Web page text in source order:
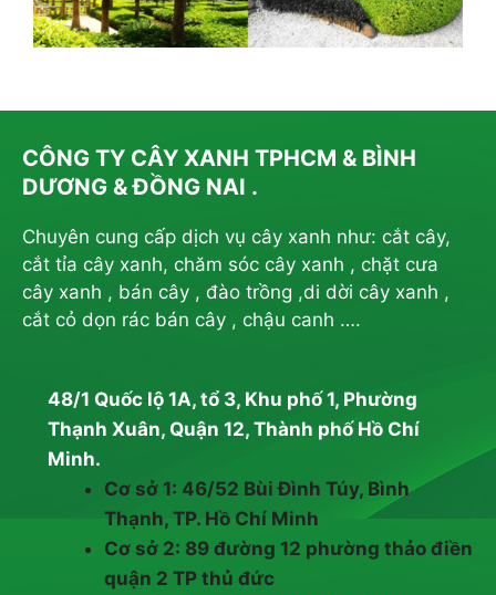
CÔNG TY CÂY XANH TPHCM & BÌNH
DƯƠNG & ĐỒNG NAI .
Chuyên cung cấp dịch vụ cây xanh như: cắt cây,
cắt tỉa cây xanh, chăm sóc cây xanh , chặt cưa
cây xanh , bán cây , đào trồng ,di dời cây xanh ,
cắt cỏ dọn rác bán cây , chậu canh ….
48/1 Quốc lộ 1A, tổ 3, Khu phố 1, Phường
Thạnh Xuân, Quận 12, Thành phố Hồ Chí
Minh.
Cơ sở 1: 46/52 Bùi Đình Túy, Bình
Thạnh, TP. Hồ Chí Minh
Cơ sở 2: 89 đường 12 phường thảo điền
quận 2 TP thủ đức